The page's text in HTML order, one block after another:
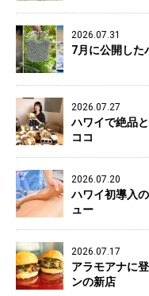
2026.07.31
7月に公開した
2026.07.27
ハワイで絶品
ココ
2026.07.20
ハワイ初導入
ュー
2026.07.17
アラモアナに
ンの新店